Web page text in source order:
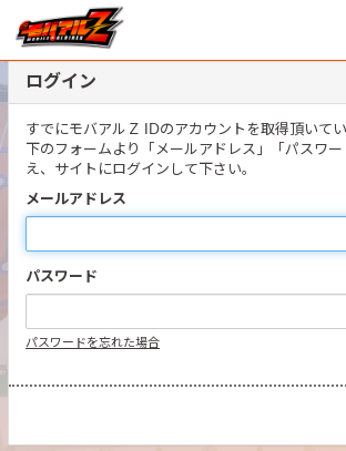
ログイン
すでにモバアルＺ IDのアカウントを取得頂いて
下のフォームより「メールアドレス」「パスワ
え、サイトにログインして下さい。
メールアドレス
パスワード
パスワードを忘れた場合